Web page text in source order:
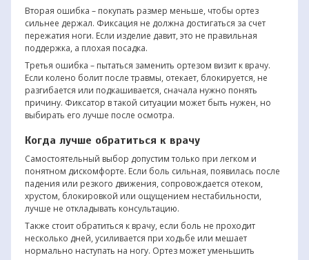
Вторая ошибка – покупать размер меньше, чтобы ортез
сильнее держал. Фиксация не должна достигаться за счет
пережатия ноги. Если изделие давит, это не правильная
поддержка, а плохая посадка.
Третья ошибка – пытаться заменить ортезом визит к врачу.
Если колено болит после травмы, отекает, блокируется, не
разгибается или подкашивается, сначала нужно понять
причину. Фиксатор в такой ситуации может быть нужен, но
выбирать его лучше после осмотра.
Когда лучше обратиться к врачу
Самостоятельный выбор допустим только при легком и
понятном дискомфорте. Если боль сильная, появилась после
падения или резкого движения, сопровождается отеком,
хрустом, блокировкой или ощущением нестабильности,
лучше не откладывать консультацию.
Также стоит обратиться к врачу, если боль не проходит
несколько дней, усиливается при ходьбе или мешает
нормально наступать на ногу. Ортез может уменьшить